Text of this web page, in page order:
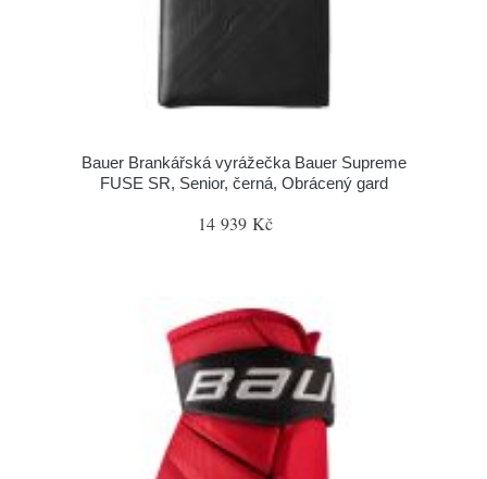
Bauer Brankářská vyrážečka Bauer Supreme
FUSE SR, Senior, černá, Obrácený gard
14 939 Kč